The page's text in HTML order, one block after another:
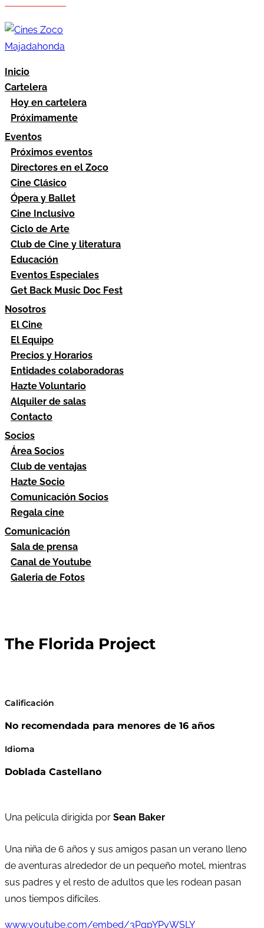
Inicio
Cartelera
Hoy en cartelera
Próximamente
Eventos
Próximos eventos
Directores en el Zoco
Cine Clásico
Ópera y Ballet
Cine Inclusivo
Ciclo de Arte
Club de Cine y literatura
Educación
Eventos Especiales
Get Back Music Doc Fest
Nosotros
El Cine
El Equipo
Precios y Horarios
Entidades colaboradoras
Hazte Voluntario
Alquiler de salas
Contacto
Socios
Área Socios
Club de ventajas
Hazte Socio
Comunicación Socios
Regala cine
Comunicación
Sala de prensa
Canal de Youtube
Galeria de Fotos
The Florida Project
Calificación
No recomendada para menores de 16 años
Idioma
Doblada Castellano
Una película dirigida por Sean Baker
Una niña de 6 años y sus amigos pasan un verano lleno
de aventuras alrededor de un pequeño motel, mientras
sus padres y el resto de adultos que les rodean pasan
unos tiempos difíciles.
www.youtube.com/embed/3PqpYPyWSLY